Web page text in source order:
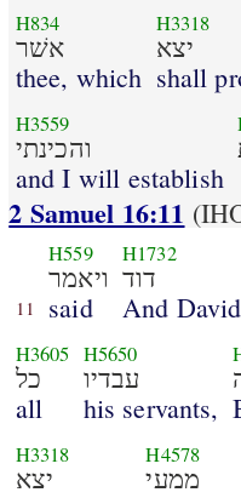
H834
אשׁר
thee, which
H3318
יצא
shall
H3559
והכינתי
and I will establish
2 Samuel 16:11
11
H559
ויאמר
said
H1732
דוד
And David
H3605
כל
all
H5650
עבדיו
his servants,
H3318
יצא
H4578
ממעי